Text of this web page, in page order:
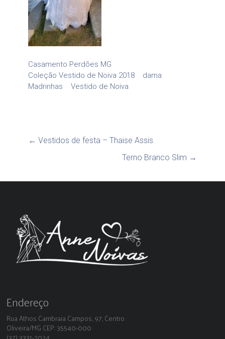
Casamento Perdões MG
Coleção Vestido de Noiva 2018
dama
Madrinhas
Vestido de Noiva
← Vestidos de festa – Thaise Assis
Terno Branco Slim →
Endereço
Rua Athos Cambraia Campos, 97, Centro
Oliveira/MG CEP: 35540-000